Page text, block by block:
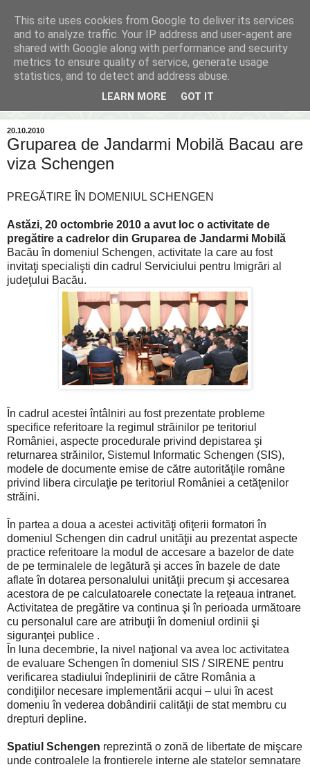
Inima Bacăului
Din inima Bacăului...spre inima ta...
20.10.2010
Gruparea de Jandarmi Mobilă Bacau are
viza Schengen
PREGĂTIRE ÎN DOMENIUL SCHENGEN
Astăzi, 20 octombrie 2010 a avut loc o activitate de
pregătire a cadrelor din Gruparea de Jandarmi Mobilă
Bacău în domeniul Schengen, activitate la care au fost
invitaţi specialişti din cadrul Serviciului pentru Imigrări al
judeţului Bacău.
În cadrul acestei întâlniri au fost prezentate probleme
specifice referitoare la regimul străinilor pe teritoriul
României, aspecte procedurale privind depistarea şi
returnarea străinilor, Sistemul Informatic Schengen (SIS),
modele de documente emise de către autorităţile române
privind libera circulaţie pe teritoriul României a cetăţenilor
străini.
În partea a doua a acestei activităţi ofiţerii formatori în
domeniul Schengen din cadrul unităţii au prezentat aspecte
practice referitoare la modul de accesare a bazelor de date
de pe terminalele de legătură şi acces în bazele de date
aflate în dotarea personalului unităţii precum şi accesarea
acestora de pe calculatoarele conectate la reţeaua intranet.
Activitatea de pregătire va continua şi în perioada următoare
cu personalul care are atribuţii în domeniul ordinii şi
siguranţei publice .
În luna decembrie, la nivel naţional va avea loc activitatea
de evaluare Schengen în domeniul SIS / SIRENE pentru
verificarea stadiului îndeplinirii de către România a
condiţiilor necesare implementării acqui – ului în acest
domeniu în vederea dobândirii calităţii de stat membru cu
drepturi depline.
Spatiul Schengen reprezintă o zonă de libertate de mişcare
unde controalele la frontierele interne ale statelor semnatare
This site uses cookies from Google to deliver its services
and to analyze traffic. Your IP address and user-agent are
shared with Google along with performance and security
metrics to ensure quality of service, generate usage
statistics, and to detect and address abuse.
LEARN MORE GOT IT